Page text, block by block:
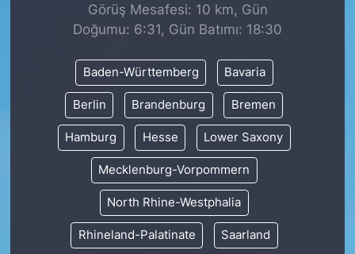
Görüş Mesafesi: 10 km, Gün
Doğumu: 6:31, Gün Batımı: 18:30
Baden-Württemberg Bavaria
Berlin Brandenburg Bremen
Hamburg Hesse Lower Saxony
Mecklenburg-Vorpommern
North Rhine-Westphalia
Rhineland-Palatinate Saarland